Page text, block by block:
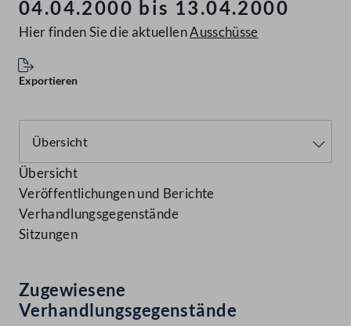
04.04.2000 bis 13.04.2000
Hier finden Sie die aktuellenAusschüsse
Exportieren
Übersicht
Veröffentlichungen und Berichte
Verhandlungsgegenstände
Sitzungen
Zugewiesene
Verhandlungsgegenstände